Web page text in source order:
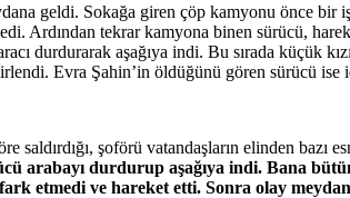
geldi. Sokağa giren çöp kamyonu önce bir
Ardından tekrar kamyona binen sürücü,
durdurarak aşağıya indi. Bu sırada küçük
Evra Şahin’in öldüğünü gören sürücü
saldırdığı, şoförü vatandaşların elinden bazı
arabayı durdurup aşağıya indi. Bana
etmedi ve hareket etti. Sonra olay